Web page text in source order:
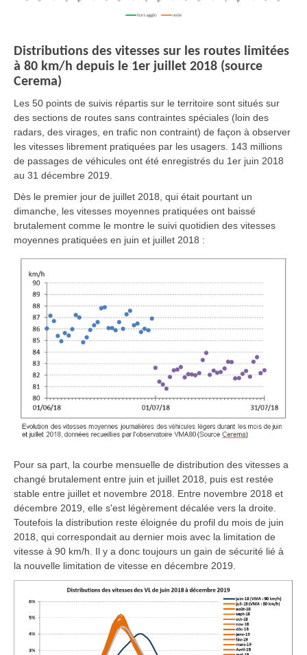
Distributions des vitesses sur les routes limitées
à 80 km/h depuis le 1er juillet 2018 (source
Cerema)
Les 50 points de suivis répartis sur le territoire sont situés sur
des sections de routes sans contraintes spéciales (loin des
radars, des virages, en trafic non contraint) de façon à observer
les vitesses librement pratiquées par les usagers. 143 millions
de passages de véhicules ont été enregistrés du 1er juin 2018
au 31 décembre 2019.
Dès le premier jour de juillet 2018, qui était pourtant un
dimanche, les vitesses moyennes pratiquées ont baissé
brutalement comme le montre le suivi quotidien des vitesses
moyennes pratiquées en juin et juillet 2018 :
Pour sa part, la courbe mensuelle de distribution des vitesses a
changé brutalement entre juin et juillet 2018, puis est restée
stable entre juillet et novembre 2018. Entre novembre 2018 et
décembre 2019, elle s'est légèrement décalée vers la droite.
Toutefois la distribution reste éloignée du profil du mois de juin
2018, qui correspondait au dernier mois avec la limitation de
vitesse à 90 km/h. Il y a donc toujours un gain de sécurité lié à
la nouvelle limitation de vitesse en décembre 2019.